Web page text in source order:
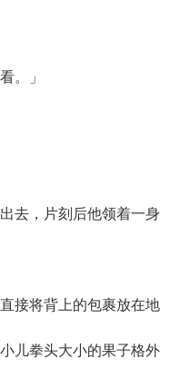
。」
，片刻后他领着一身
将背上的包裹放在地
儿拳头大小的果子格外